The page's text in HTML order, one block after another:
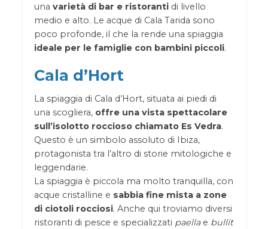
una varietà di bar e ristorantidi livello
medio e alto. Le acque di Cala Tarida sono
poco profonde, il che la rende una spiaggia
ideale per le famiglie con bambini piccoli.
Cala d’Hort
La spiaggia di Cala d’Hort, situata ai piedi di
una scogliera, offre una vista spettacolare
sull’isolotto roccioso chiamato Es Vedra.
Questo è un simbolo assoluto di Ibiza,
protagonista tra l’altro di storie mitologiche e
leggendarie.
La spiaggia è piccola ma molto tranquilla, con
acque cristalline e sabbia fine mista a zone
di ciotoli rocciosi. Anche qui troviamo diversi
ristoranti di pesce e specializzati paella e bullit